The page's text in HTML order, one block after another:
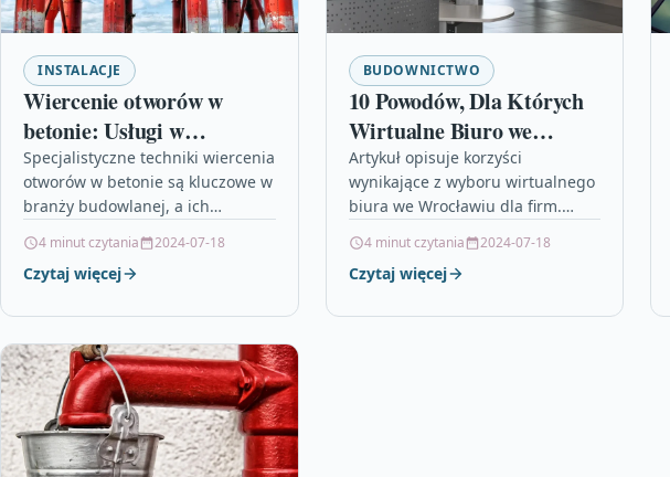
INSTALACJE
Wiercenie otworów w
betonie: Usługi w
Warszawie
Specjalistyczne techniki wiercenia
otworów w betonie są kluczowe w
branży budowlanej, a ich
rośnie. Dzięki nowoczesnemu
sprzętowi i doświadczonym
4 minut czytania 2024-07-18
Czytaj więcej
BUDOWNICTWO
10 Powodów, Dla Których
Wirtualne Biuro we
Wrocławiu To Doskonały
Wybór dla Twojej Firmy
Artykuł opisuje korzyści
wynikające z wyboru wirtualnego
biura we Wrocławiu dla firm.
czasu i kosztów, elastyczność oraz
profesjonalny wizerunek, który
4 minut czytania 2024-07-18
Czytaj więcej